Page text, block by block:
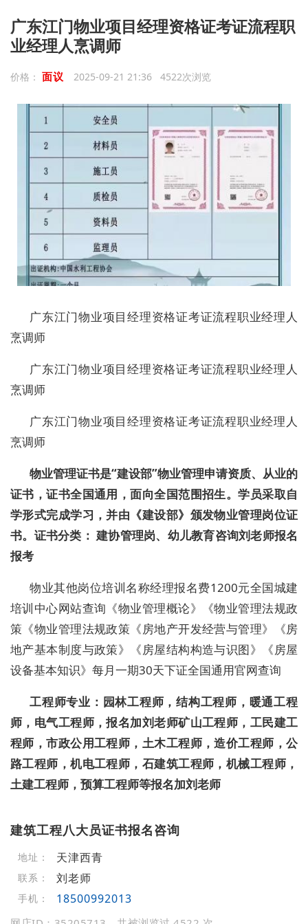
广东江门物业项目经理资格证考证流程职
业经理人烹调师
价格： 面议 2025-09-21 21:36 4522次浏览
广东江门物业项目经理资格证考证流程职业经理人
烹调师
广东江门物业项目经理资格证考证流程职业经理人
烹调师
广东江门物业项目经理资格证考证流程职业经理人
烹调师
物业管理证书是“建设部”物业管理申请资质、从业的
证书，证书全国通用，面向全国范围招生。学员采取自
学形式完成学习，并由《建设部》颁发物业管理岗位证
书。证书分类： 建协管理岗、幼儿教育咨询刘老师报名
报考
物业其他岗位培训名称经理报名费1200元全国城建
培训中心网站查询《物业管理概论》《物业管理法规政
策《物业管理法规政策《房地产开发经营与管理》《房
地产基本制度与政策》《房屋结构构造与识图》《房屋
设备基本知识》每月一期30天下证全国通用官网查询
工程师专业：园林工程师，结构工程师，暖通工程
师，电气工程师，报名加刘老师矿山工程师，工民建工
程师，市政公用工程师，土木工程师，造价工程师，公
路工程师，机电工程师，石建筑工程师，机械工程师，
土建工程师，预算工程师等报名加刘老师
建筑工程八大员证书报名咨询
地址： 天津西青
联系： 刘老师
手机： 18500992013